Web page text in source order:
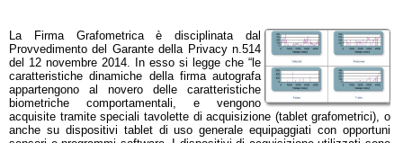
La Firma Grafometrica è disciplinata dal
Provvedimento del Garante della Privacy n.514
del 12 novembre 2014. In esso si legge che “le
caratteristiche dinamiche della firma autografa
appartengono al novero delle caratteristiche
biometriche comportamentali, e vengono
acquisite tramite speciali tavolette di acquisizione (tablet grafometrici), o
anche su dispositivi tablet di uso generale equipaggiati con opportuni